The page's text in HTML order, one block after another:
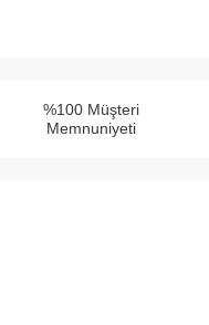
%100 Müşteri
Memnuniyeti